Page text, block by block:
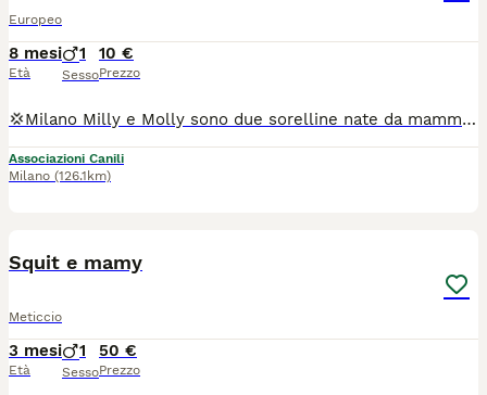
Europeo
8 mesi
Età
1
Sesso
10 €
Prezzo
💢Milano Milly e Molly sono due sorelline nate da mamma negativa a Fiv e Felv , ritrovate in una fabbrica di carta dove la mammina si era rifugiata per partorire. 👉Hanno 3 mesi e sono vaccinate. 🩷🩷Sono INSEPARABILI, quindi non chiamateci solo per la rossa, perché loro sono legatissime e dovranno essere adottate in coppia. 💕 Sono due gattine deliziose, molto simpatiche e socievoli. Se volete accoglierle nella vostra vita, allora scrivete un bel messaggio di presentazione ai numeri riportati 👇 👇 👇 👇 👇 👉 370.3004010 👉 342.6933063 ( Solo messaggi scritti - No telefonate)
Associazioni Canili
Milano (126.1km)
Squit e mamy
Meticcio
3 mesi
Età
1
Sesso
50 €
Prezzo